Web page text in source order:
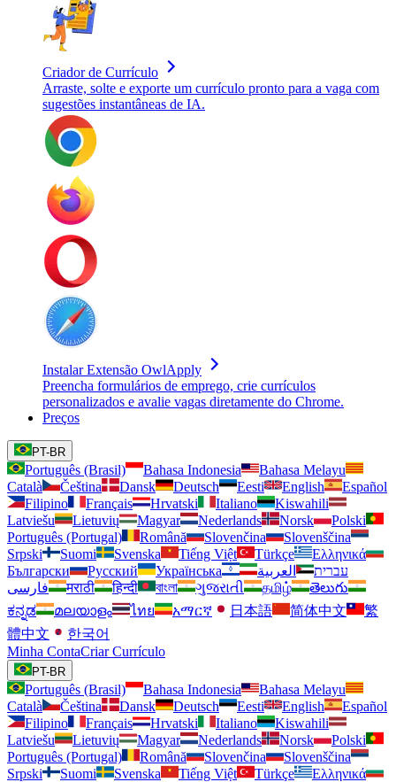
Criador de Currículo
Arraste, solte e exporte um currículo pronto para a vaga com
sugestões instantâneas de IA.
Instalar Extensão OwlApply
Preencha formulários de emprego, crie currículos
personalizados e avalie vagas diretamente do Chrome.
Preços
PT-BR
Português (Brasil) Bahasa Indonesia
Bahasa Melayu
Català
Čeština Dansk Deutsch Eesti English
Español
Filipino
Français Hrvatski Italiano
Kiswahili
Latviešu
Lietuvių Magyar Nederlands Norsk
Polski
Português (Portugal)
Română Slovenčina
Slovenščina
Srpski
Suomi Svenska Tiếng Việt Türkçe
Ελληνικά
Български
Русский Українська עברית
العربية
فارسی
मराठी हिन्दी বাংলা ગુજરાતી தமிழ்
తెలుగు
ಕನ್ನಡ
മലയാളം ไทย አማርኛ 日本語 简体中文
繁
體中文
한국어
Minha ContaCriar Currículo
PT-BR
Português (Brasil) Bahasa Indonesia
Bahasa Melayu
Català
Čeština Dansk Deutsch Eesti English
Español
Filipino
Français Hrvatski Italiano
Kiswahili
Latviešu
Lietuvių Magyar Nederlands Norsk
Polski
Português (Portugal)
Română Slovenčina
Slovenščina
Srpski
Suomi Svenska Tiếng Việt Türkçe
Ελληνικά